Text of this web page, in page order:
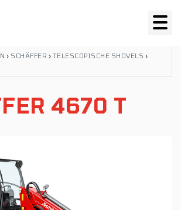
› SCHÄFFER › TELESCOPISCHE SHOVELS ›
4670 T